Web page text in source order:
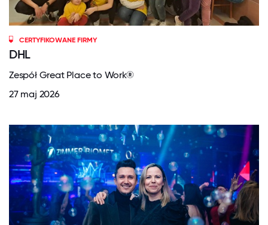
CERTYFIKOWANE FIRMY
DHL
Zespół Great Place to Work®
27 maj 2026